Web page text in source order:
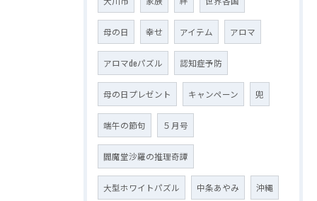
母の日 幸せ アイテム アロマ
アロマdeパズル 認知症予防
母の日プレゼント キャンペーン 兜
端午の節句 ５月号
閻魔堂沙羅の推理奇譚
大型ホワイトパズル 中条あやみ 沖縄